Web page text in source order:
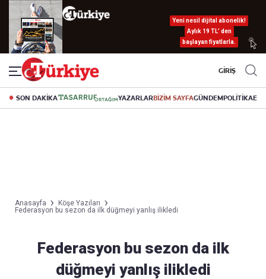
Yeni nesil dijital abonelik!
Aylık 19 TL’ den
başlayan fiyatlarla.
GİRİŞ
SON DAKİKA YAZARLARBİZİM SAYFAGÜNDEMPOLİTİKA
Anasayfa
Köşe Yazıları
Federasyon bu sezon da ilk düğmeyi yanlış ilikledi
Federasyon bu sezon da ilk
düğmeyi yanlış ilikledi